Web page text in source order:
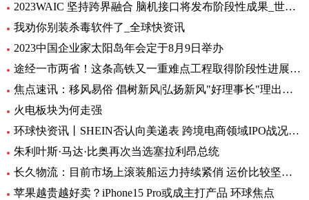
2023WAIC 坚持跨界融合 脑机接口将发布阶段性成果_世界热讯
我劝你别装杀毒软件了_全球快资讯
2023中国企业家太阳岛年会定于8月9日举办
途经一市两省！这条高铁又一重难点工程取得阶段性进展_前沿热点
焦点速讯：移风易俗 倡树新风|弘扬新风"好理事长"理出乡村新风尚
火电板块为何走强
环球快资讯丨SHEIN否认向美递表 跨境电商领域IPO战况如何？
朱利叶斯·马达·比奥再次当选塞拉利昂总统
长久物流：目前市场上滚装船运力持续紧俏 运价比较坚挺-当前速看
苹果越贵越好卖？iPhone15 Pro或成主打产品 环球焦点